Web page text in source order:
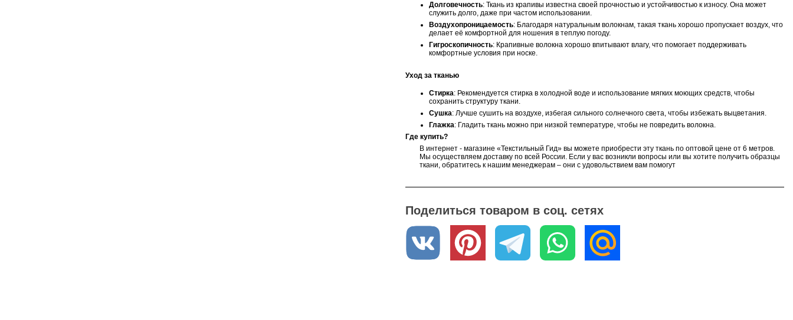
Долговечность: Ткань из крапивы известна своей прочностью и устойчивостью к износу. Она может
служить долго, даже при частом использовании.
Воздухопроницаемость: Благодаря натуральным волокнам, такая ткань хорошо пропускает воздух, что
делает её комфортной для ношения в теплую погоду.
Гигроскопичность: Крапивные волокна хорошо впитывают влагу, что помогает поддерживать
комфортные условия при носке.
Уход за тканью
Стирка: Рекомендуется стирка в холодной воде и использование мягких моющих средств, чтобы
сохранить структуру ткани.
Сушка: Лучше сушить на воздухе, избегая сильного солнечного света, чтобы избежать выцветания.
Глажка: Гладить ткань можно при низкой температуре, чтобы не повредить волокна.
Где купить?
В интернет - магазине «Текстильный Гид» вы можете приобрести эту ткань по оптовой цене от 6 метров.
Мы осуществляем доставку по всей России. Если у вас возникли вопросы или вы хотите получить образцы
ткани, обратитесь к нашим менеджерам – они с удовольствием вам помогут
Поделиться товаром в соц. сетях